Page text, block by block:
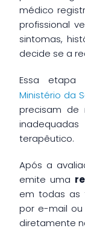
médico
profissional
sintomas,
decide se a
Essa etapa
Ministério da
precisam de
terapêutico.
Após a
emite uma
em todas as
por e-mail
diretamente